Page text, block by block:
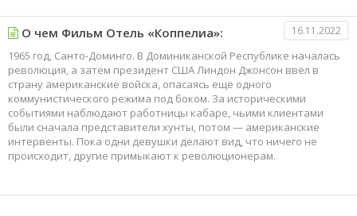
О чем Фильм Отель «Коппелиа»: 16.11.2022
1965 год, Санто-Доминго. В Доминиканской Республике началась
революция, а затем президент США Линдон Джонсон ввёл в
страну американские войска, опасаясь ещё одного
коммунистического режима под боком. За историческими
событиями наблюдают работницы кабаре, чьими клиентами
были сначала представители хунты, потом — американские
интервенты. Пока одни девушки делают вид, что ничего не
происходит, другие примыкают к революционерам.